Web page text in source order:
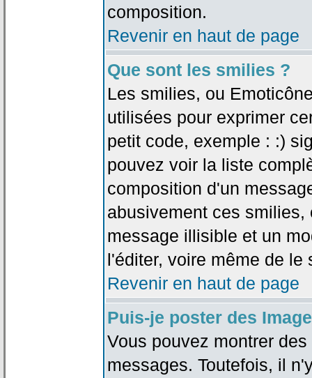
composition.
Revenir en haut de page
Que sont les smilies ?
Les smilies, ou
utilisées pour exprimer
petit code, exemple : :)
pouvez voir la liste
composition d'un
abusivement ces
message illisible et un
l'éditer, voire même de le
Revenir en haut de page
Puis-je poster des
Vous pouvez montrer
messages. Toutefois, il